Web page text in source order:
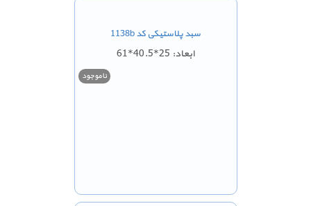
سبد پلاستیکی کد 1138b
ابعاد: 25*40.5*61
ناموجود